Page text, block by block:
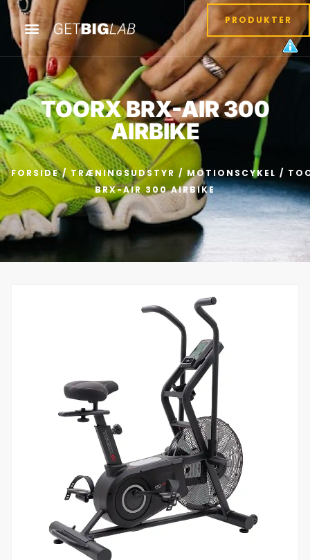
PRODUKTER
TOORX BRX-AIR 300
AIRBIKE
FORSIDE/ TRÆNINGSUDSTYR / MOTIONSCYKEL /
BRX-AIR 300 AIRBIKE